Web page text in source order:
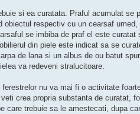
si ea curatata. Praful acumulat se
obiectul respectiv cu un cearsaf umed,
se imbiba de praf el este curatat
din piele este indicat sa se
de lana si un albus de ou batut
va redeveni stralucitoare.
nu va mai fi o activitate
crea propria substanta de curatat,
care trebuie sa le amestecati, dupa